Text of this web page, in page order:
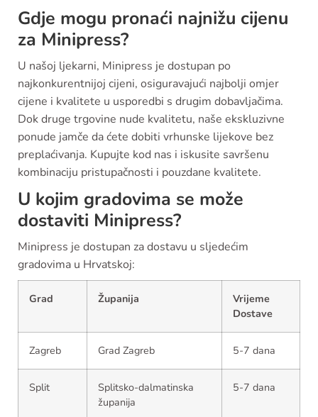
Gdje mogu pronaći najnižu cijenu
za Minipress?
U našoj ljekarni, Minipress je dostupan po
najkonkurentnijoj cijeni, osiguravajući najbolji omjer
cijene i kvalitete u usporedbi s drugim dobavljačima.
Dok druge trgovine nude kvalitetu, naše ekskluzivne
ponude jamče da ćete dobiti vrhunske lijekove bez
preplaćivanja. Kupujte kod nas i iskusite savršenu
kombinaciju pristupačnosti i pouzdane kvalitete.
U kojim gradovima se može
dostaviti Minipress?
Minipress je dostupan za dostavu u sljedećim
gradovima u Hrvatskoj:
Grad Županija
Vrijeme
Dostave
Zagreb Grad Zagreb 5-7 dana
Split
Splitsko-dalmatinska
županija
5-7 dana